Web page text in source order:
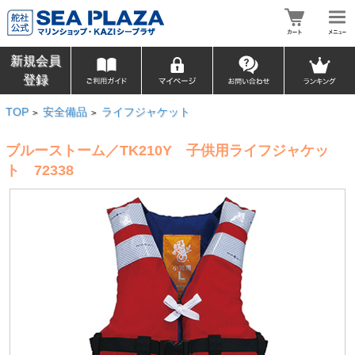
新規会員
登録
TOP > 安全備品 > ライフジャケット
ブルーストーム／TK210Y 子供用ライフジャケッ
ト 72338